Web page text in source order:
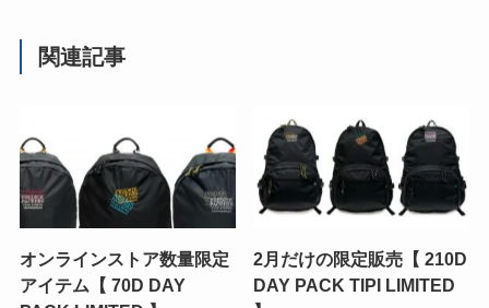
関連記事
オンラインストア数量限定
アイテム【 70D DAY
2月だけの限定販売【 210D
DAY PACK TIPI LIMITED